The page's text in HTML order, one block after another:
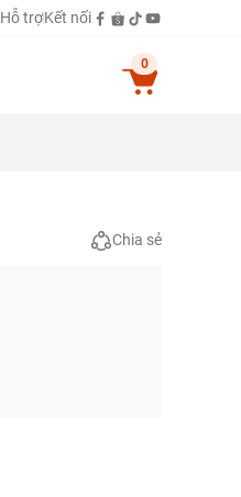
Hỗ trợKết nối
0
Chia sẻ